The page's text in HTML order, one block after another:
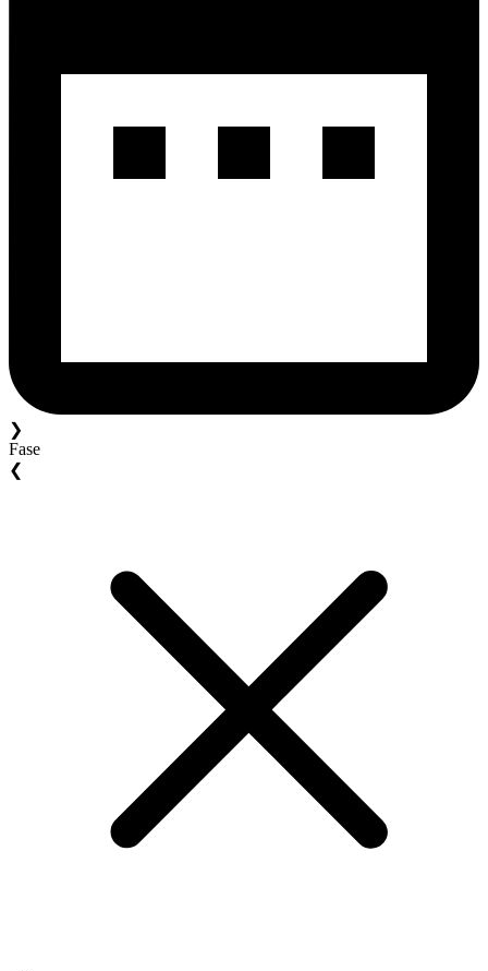
❯
Fase
❮